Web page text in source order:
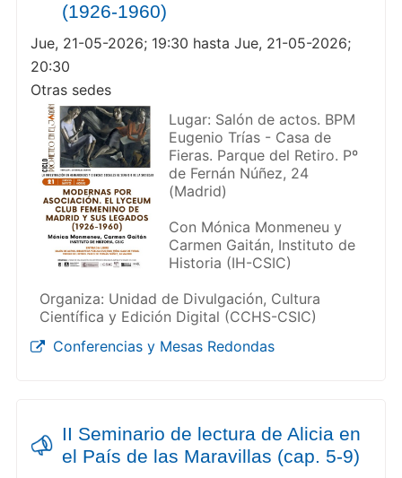
(1926-1960)
Jue, 21-05-2026; 19:30 hasta Jue, 21-05-2026;
20:30
Otras sedes
Lugar: Salón de actos. BPM
Eugenio Trías - Casa de
Fieras. Parque del Retiro. Pº
de Fernán Núñez, 24
(Madrid)
Con Mónica Monmeneu y
Carmen Gaitán, Instituto de
Historia (IH-CSIC)
Organiza: Unidad de Divulgación, Cultura
Científica y Edición Digital (CCHS-CSIC)
Conferencias y Mesas Redondas
II Seminario de lectura de Alicia en
el País de las Maravillas (cap. 5-9)